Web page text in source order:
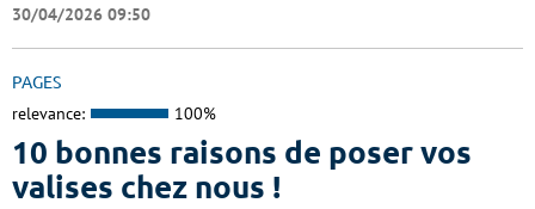
30/04/2026 09:50
PAGES
relevance: 100%
10 bonnes raisons de poser vos
valises chez nous !